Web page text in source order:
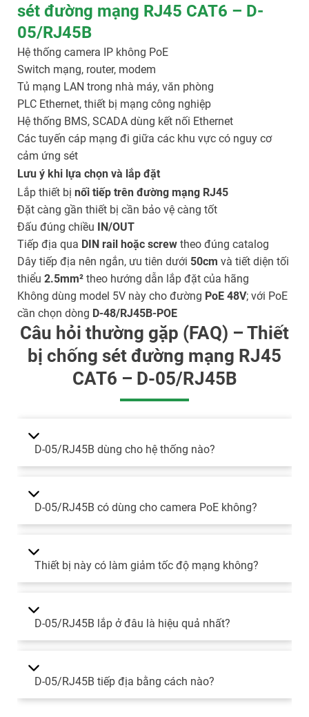
sét đường mạng RJ45 CAT6 – D-
05/RJ45B
Hệ thống camera IP không PoE
Switch mạng, router, modem
Tủ mạng LAN trong nhà máy, văn phòng
PLC Ethernet, thiết bị mạng công nghiệp
Hệ thống BMS, SCADA dùng kết nối Ethernet
Các tuyến cáp mạng đi giữa các khu vực có nguy cơ
cảm ứng sét
Lưu ý khi lựa chọn và lắp đặt
Lắp thiết bị nối tiếp trên đường mạng RJ45
Đặt càng gần thiết bị cần bảo vệ càng tốt
Đấu đúng chiều IN/OUT
Tiếp địa qua DIN rail hoặc screwtheo đúng catalog
Dây tiếp địa nên ngắn, ưu tiên dưới 50cm và tiết diện tối
thiểu 2.5mm²theo hướng dẫn lắp đặt của hãng
Không dùng model 5V này cho đường PoE 48V; với PoE
cần chọn dòng D-48/RJ45B-POE
Câu hỏi thường gặp (FAQ) – Thiết
bị chống sét đường mạng RJ45
CAT6 – D-05/RJ45B
D-05/RJ45B dùng cho hệ thống nào?
D-05/RJ45B có dùng cho camera PoE không?
Thiết bị này có làm giảm tốc độ mạng không?
D-05/RJ45B lắp ở đâu là hiệu quả nhất?
D-05/RJ45B tiếp địa bằng cách nào?